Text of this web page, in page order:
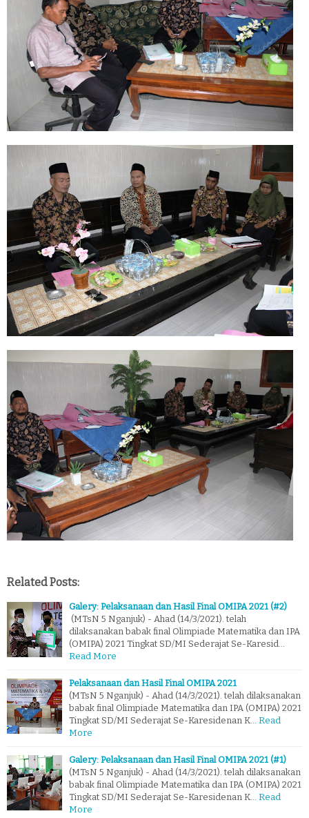
Related Posts:
Galery: Pelaksanaan dan Hasil Final OMIPA 2021 (#2)
(MTsN 5 Nganjuk) - Ahad (14/3/2021). telah
dilaksanakan babak final Olimpiade Matematika dan IPA
(OMIPA) 2021 Tingkat SD/MI Sederajat Se-Karesid…
Read More
Pelaksanaan dan Hasil Final OMIPA 2021
(MTsN 5 Nganjuk) - Ahad (14/3/2021). telah dilaksanakan
babak final Olimpiade Matematika dan IPA (OMIPA) 2021
Tingkat SD/MI Sederajat Se-Karesidenan K… Read
More
Galery: Pelaksanaan dan Hasil Final OMIPA 2021 (#1)
(MTsN 5 Nganjuk) - Ahad (14/3/2021). telah dilaksanakan
babak final Olimpiade Matematika dan IPA (OMIPA) 2021
Tingkat SD/MI Sederajat Se-Karesidenan K… Read
More